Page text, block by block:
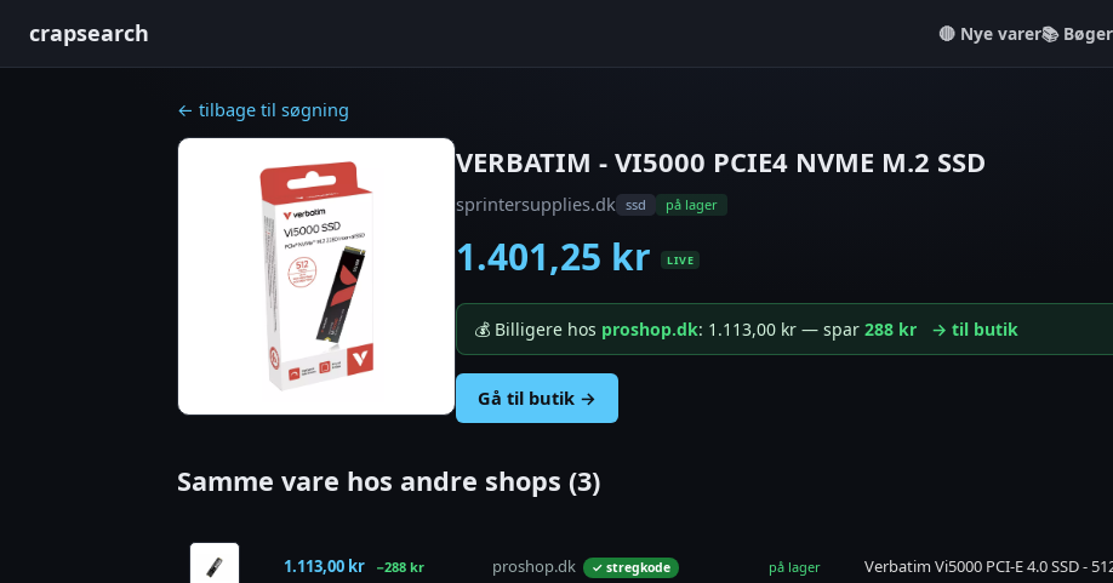
crapsearch Nye varer📚 Bøger
← tilbage til søgning
VERBATIM - VI5000 PCIE4 NVME M.2 SSD
sprintersupplies.dk ssd på lager
1.401,25 kr LIVE
💰 Billigere hos proshop.dk: 1.113,00 kr — spar 288 kr → til butik
Gå til butik →
Samme vare hos andre shops (3)
1.113,00 kr −288 kr proshop.dk ✓ stregkode på lager Verbatim Vi5000 PCI-E 4.0 SSD -